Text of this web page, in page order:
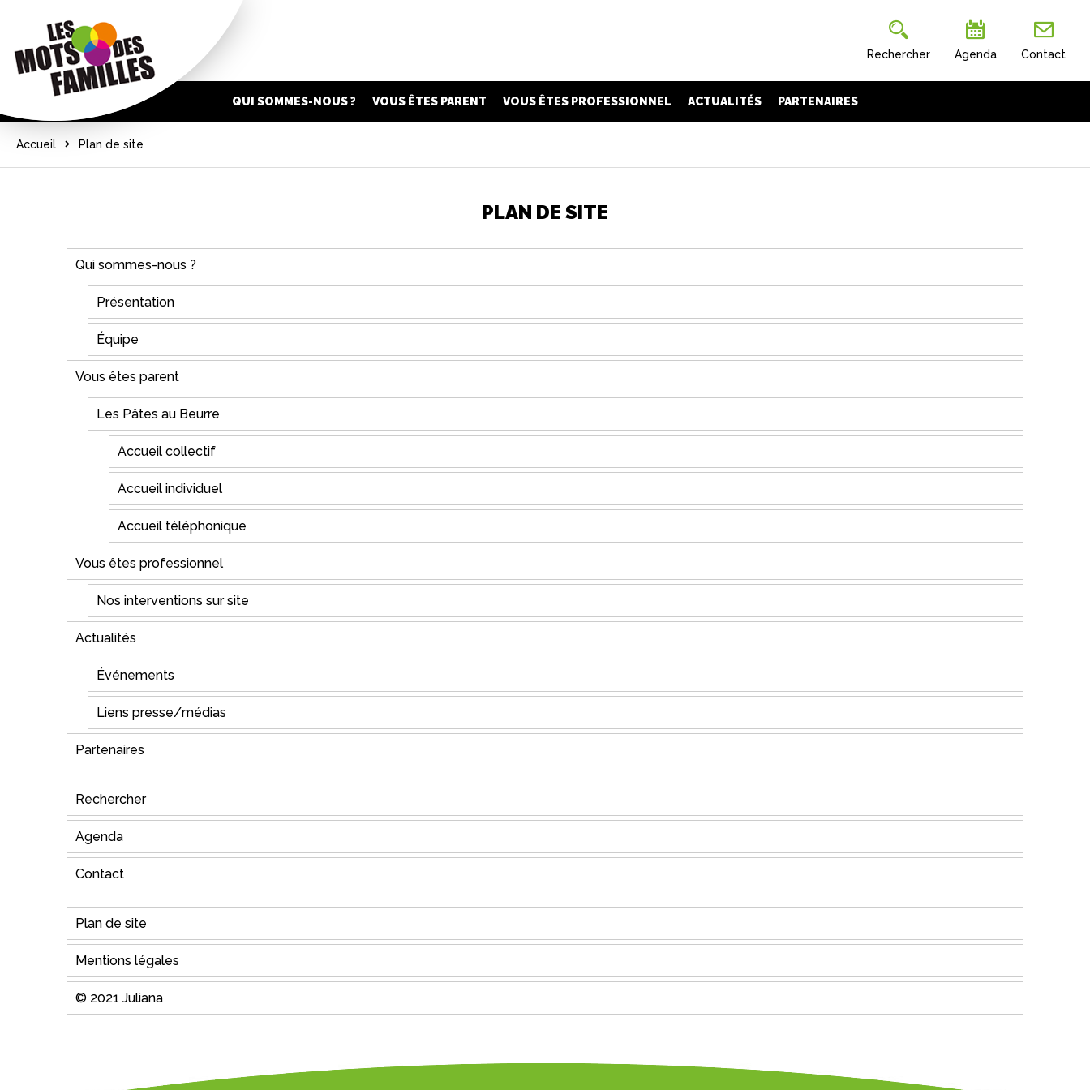
Rechercher Agenda Contact
QUI SOMMES-NOUS ? VOUS ÊTES PARENT VOUS ÊTES PROFESSIONNEL ACTUALITÉS PARTENAIRES
Accueil Plan de site
PLAN DE SITE
Qui sommes-nous ?
Présentation
Équipe
Vous êtes parent
Les Pâtes au Beurre
Accueil collectif
Accueil individuel
Accueil téléphonique
Vous êtes professionnel
Nos interventions sur site
Actualités
Événements
Liens presse/médias
Partenaires
Rechercher
Agenda
Contact
Plan de site
Mentions légales
© 2021 Juliana